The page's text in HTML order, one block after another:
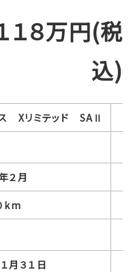
１８万円(税
込)
テッド SAⅡ
月
１日